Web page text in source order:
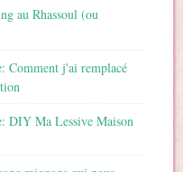
au Rhassoul (ou
Comment j'ai remplacé
DIY Ma Lessive Maison